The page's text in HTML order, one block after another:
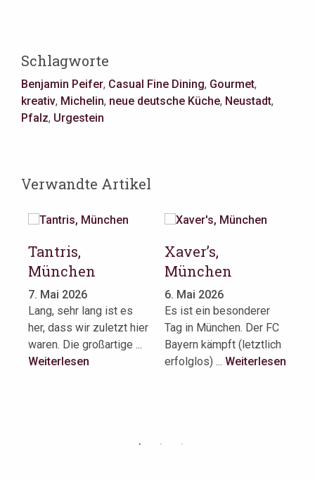
Schlagworte
Benjamin Peifer, Casual Fine Dining, Gourmet,
kreativ, Michelin, neue deutsche Küche, Neustadt,
Pfalz, Urgestein
Verwandte Artikel
Tantris,
München
7. Mai 2026
Lang, sehr lang ist es
her, dass wir zuletzt hier
waren. Die großartige ...
Weiterlesen
Xaver’s,
München
6. Mai 2026
Es ist ein besonderer
Tag in München. Der FC
Bayern kämpft (letztlich
erfolglos) ... Weiterlesen